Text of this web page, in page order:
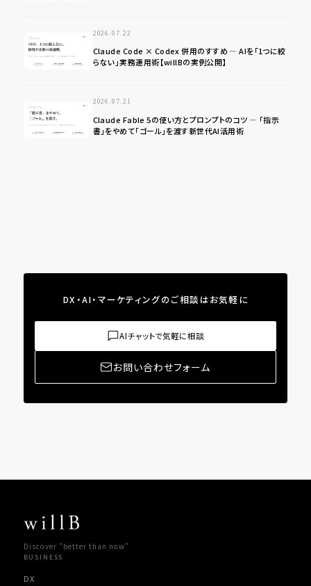
2026.07.22
Claude Code × Codex 併用のすすめ ― AIを「1つに絞
らない」実務運用術【willBの実例公開】
2026.07.21
Claude Fable 5の使い方とプロンプトのコツ ― 「指示
書」をやめて「ゴール」を渡す新世代AI活用術
DX・AI・マーケティングのご相談はお気軽に
AIチャットで気軽に相談
お問い合わせフォーム
Discover "better than now"
BUSINESS
DX